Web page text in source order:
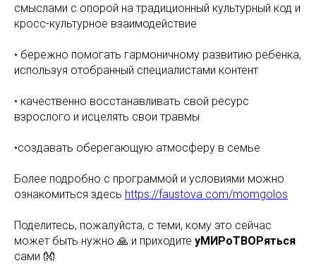
смыслами с опорой на традиционный культурный код и
кросс-культурное взаимодействие
• бережно помогать гармоничному развитию ребенка,
используя отобранный специалистами контент
• качественно восстанавливать свой ресурс
взрослого и исцелять свои травмы
•создавать оберегающую атмосферу в семье
Более подробно с программой и условиями можно
ознакомиться здесь https://faustova.com/momgolos
Поделитесь, пожалуйста, с теми, кому это сейчас
может быть нужно 🙏 и приходите уМИРоТВОРяться
сами 👐